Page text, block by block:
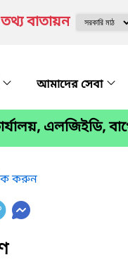
বাতায়ন
আমাদের সেবা
এলজিইডি,
করুন